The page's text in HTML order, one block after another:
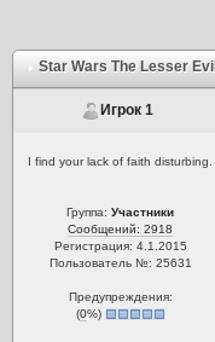
Star Wars The Lesser Evil
Игрок 1
I find your lack of faith disturbing.
Группа:Участники
Сообщений: 2918
Регистрация: 4.1.2015
Пользователь №: 25631
Предупреждения:
(0%)